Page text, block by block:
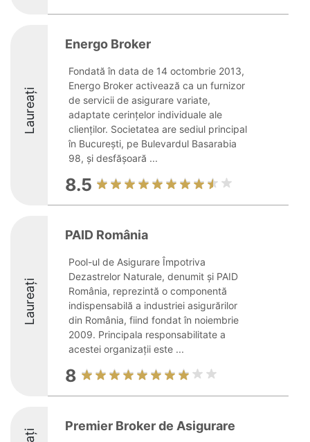
Laureați
Energo Broker
Fondată în data de 14 octombrie 2013,
Energo Broker activează ca un furnizor
de servicii de asigurare variate,
adaptate cerințelor individuale ale
clienților. Societatea are sediul principal
în București, pe Bulevardul Basarabia
98, și desfășoară ...
8.5
Laureați
PAID România
Pool-ul de Asigurare Împotriva
Dezastrelor Naturale, denumit și PAID
România, reprezintă o componentă
indispensabilă a industriei asigurărilor
din România, fiind fondat în noiembrie
2009. Principala responsabilitate a
acestei organizații este ...
8
Premier Broker de Asigurare